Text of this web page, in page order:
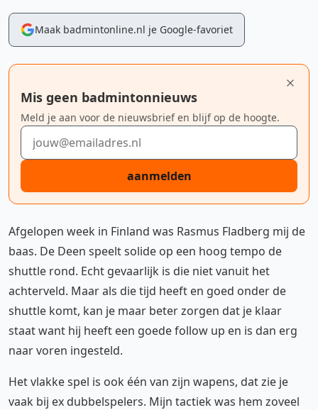
Maak badmintonline.nl je Google-favoriet
Mis geen badmintonnieuws
Meld je aan voor de nieuwsbrief en blijf op de hoogte.
E-mailadres
aanmelden
Afgelopen week in Finland was Rasmus Fladberg mij de
baas. De Deen speelt solide op een hoog tempo de
shuttle rond. Echt gevaarlijk is die niet vanuit het
achterveld. Maar als die tijd heeft en goed onder de
shuttle komt, kan je maar beter zorgen dat je klaar
staat want hij heeft een goede follow up en is dan erg
naar voren ingesteld.
Het vlakke spel is ook één van zijn wapens, dat zie je
vaak bij ex dubbelspelers. Mijn tactiek was hem zoveel